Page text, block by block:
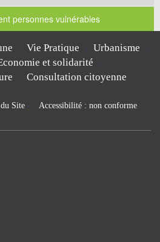
personnes vulnérables
- Vie Pratique - Urbanisme -
et solidarité -
- Consultation citoyenne
Site- Accessibilité : non conforme